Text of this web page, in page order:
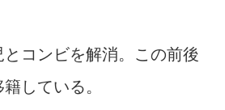
コンビを解消。この前後
している。